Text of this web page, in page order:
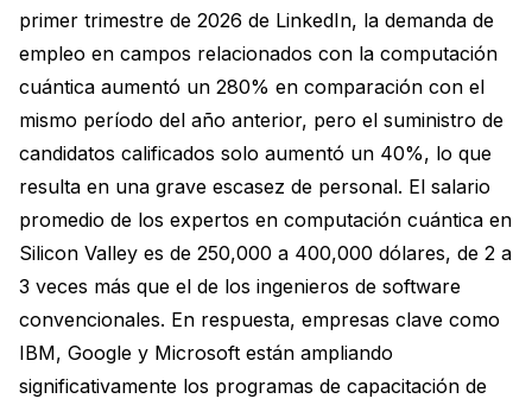
primer trimestre de 2026 de LinkedIn, la demanda de
empleo en campos relacionados con la computación
cuántica aumentó un 280% en comparación con el
mismo período del año anterior, pero el suministro de
candidatos calificados solo aumentó un 40%, lo que
resulta en una grave escasez de personal. El salario
promedio de los expertos en computación cuántica en
Silicon Valley es de 250,000 a 400,000 dólares, de 2 a
3 veces más que el de los ingenieros de software
convencionales. En respuesta, empresas clave como
IBM, Google y Microsoft están ampliando
significativamente los programas de capacitación de